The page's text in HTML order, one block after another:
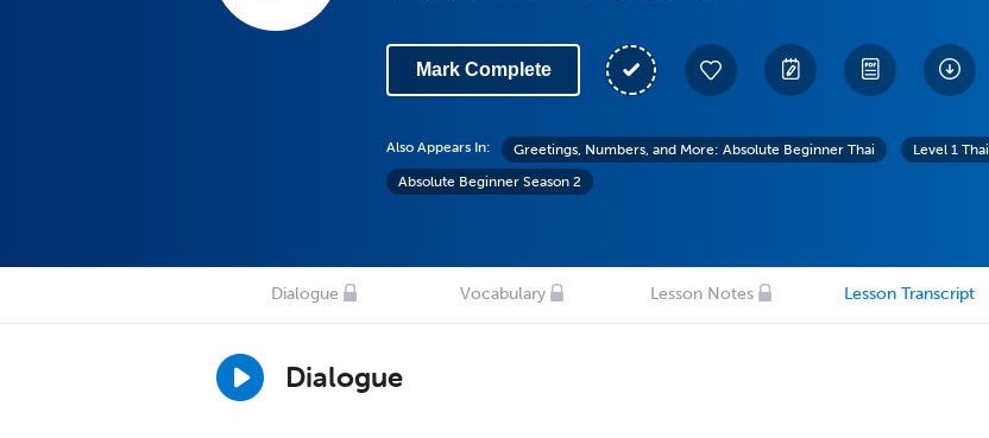
Mark Complete
Also Appears In: Greetings, Numbers, and More: Absolute Beginner Thai
Level 1 Thai
Absolute Beginner Season 2
Dialogue Vocabulary Lesson Notes Lesson Transcript
Dialogue